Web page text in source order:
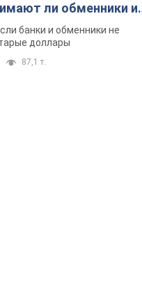
ли обменники и
купюры
банки и обменники не
доллары
87,1 т.